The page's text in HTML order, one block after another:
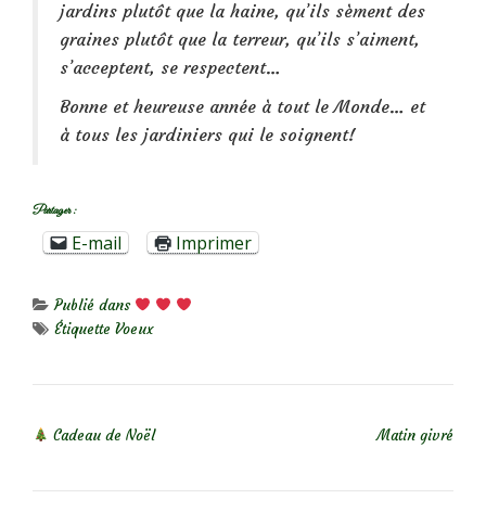
jardins plutôt que la haine, qu’ils sèment des
graines plutôt que la terreur, qu’ils s’aiment,
s’acceptent, se respectent…
Bonne et heureuse année à tout le Monde… et
à tous les jardiniers qui le soignent!
Partager :
E-mail Imprimer
Publié dans
Étiquette Voeux
Cadeau de Noël Matin givré